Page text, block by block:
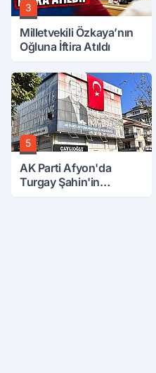
3
Milletvekili Özkaya’nın
Oğluna İftira Atıldı
5
AK Parti Afyon'da
Turgay Şahin'in